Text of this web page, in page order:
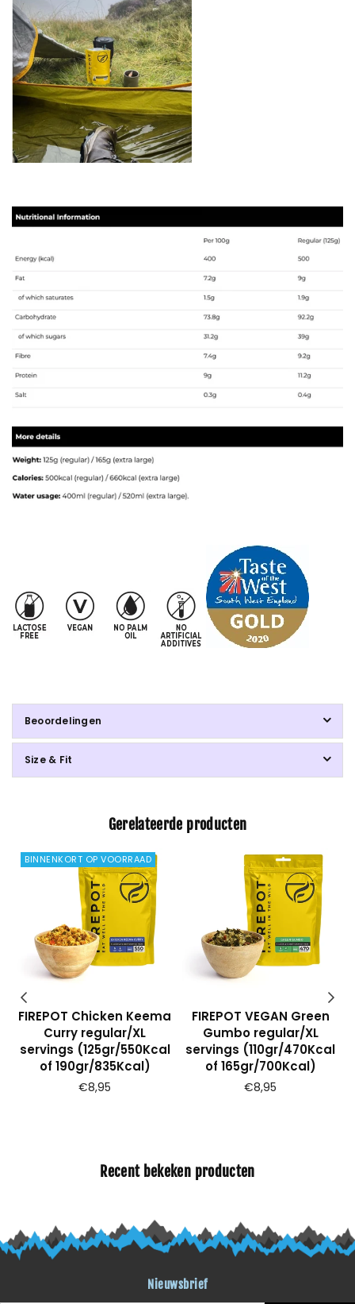
Beoordelingen
Size & Fit
Gerelateerde producten
BINNENKORT OP VOORRAAD
FIREPOT Chicken Keema
Curry regular/XL
servings (125gr/550Kcal
of 190gr/835Kcal)
€8,95
FIREPOT VEGAN Green
Gumbo regular/XL
servings (110gr/470Kcal
of 165gr/700Kcal)
€8,95
Recent bekeken producten
Nieuwsbrief